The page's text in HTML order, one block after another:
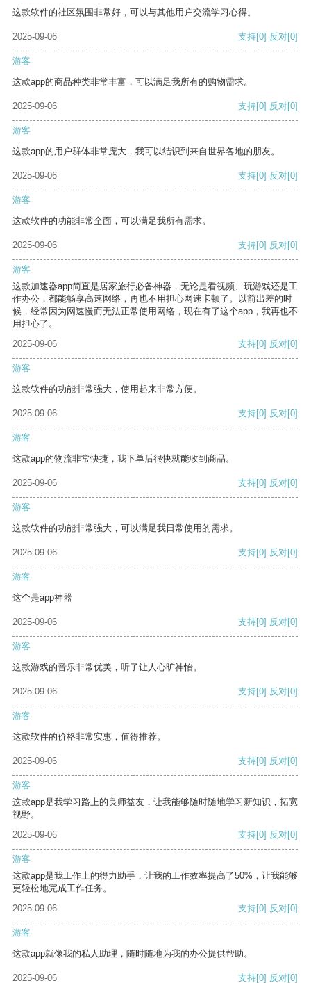
这款软件的社区氛围非常好，可以与其他用户交流学习心得。
2025-09-06 支持[0] 反对[0]
游客
这款app的商品种类非常丰富，可以满足我所有的购物需求。
2025-09-06 支持[0] 反对[0]
游客
这款app的用户群体非常庞大，我可以结识到来自世界各地的朋友。
2025-09-06 支持[0] 反对[0]
游客
这款软件的功能非常全面，可以满足我所有需求。
2025-09-06 支持[0] 反对[0]
游客
这款加速器app简直是居家旅行必备神器，无论是看视频、玩游戏还是工
作办公，都能畅享高速网络，再也不用担心网速卡顿了。以前出差的时
候，经常因为网速慢而无法正常使用网络，现在有了这个app，我再也不
用担心了。
2025-09-06
支持[0] 反对[0]
游客
这款软件的功能非常强大，使用起来非常方便。
2025-09-06 支持[0] 反对[0]
游客
这款app的物流非常快捷，我下单后很快就能收到商品。
2025-09-06 支持[0] 反对[0]
游客
这款软件的功能非常强大，可以满足我日常使用的需求。
2025-09-06 支持[0] 反对[0]
游客
这个是app神器
2025-09-06 支持[0] 反对[0]
游客
这款游戏的音乐非常优美，听了让人心旷神怡。
2025-09-06 支持[0] 反对[0]
游客
这款软件的价格非常实惠，值得推荐。
2025-09-06 支持[0] 反对[0]
游客
这款app是我学习路上的良师益友，让我能够随时随地学习新知识，拓宽
视野。
2025-09-06
支持[0] 反对[0]
游客
这款app是我工作上的得力助手，让我的工作效率提高了50%，让我能够
更轻松地完成工作任务。
2025-09-06
支持[0] 反对[0]
游客
这款app就像我的私人助理，随时随地为我的办公提供帮助。
2025-09-06 支持[0] 反对[0]